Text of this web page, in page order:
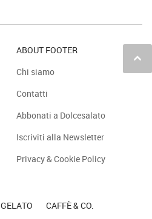
keyboard_arrow_up
ABOUT FOOTER
Chi siamo
Contatti
Abbonati a Dolcesalato
Iscriviti alla Newsletter
Privacy & Cookie Policy
GELATO CAFFÈ & CO.